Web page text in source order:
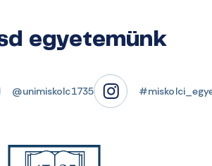
egyetemünk
@unimiskolc1735